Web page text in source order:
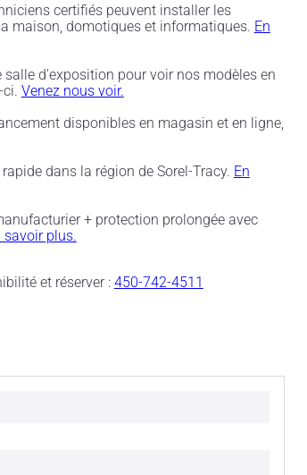
certifiés peuvent installer les
maison, domotiques et informatiques. En
d'exposition pour voir nos modèles en
ci. Venez nous voir.
disponibles en magasin et en ligne,
dans la région de Sorel-Tracy. En
+ protection prolongée avec
savoir plus.
et réserver : 450-742-4511